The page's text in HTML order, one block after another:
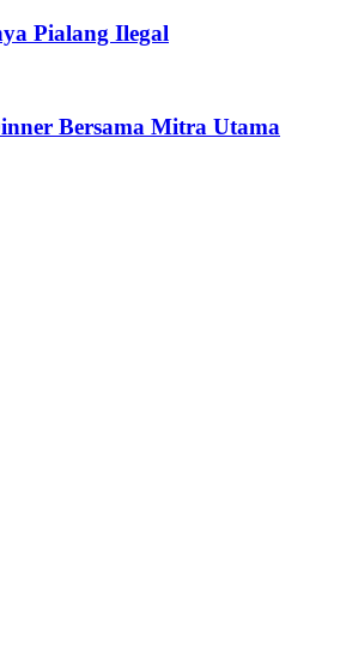
Pialang Ilegal
Bersama Mitra Utama